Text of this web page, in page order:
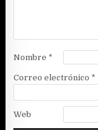
Nombre *
Correo electrónico *
Web